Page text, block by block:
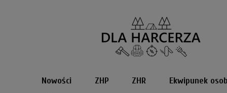
Nowości ZHP ZHR Ekwipunek